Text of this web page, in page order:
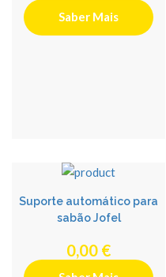
Saber Mais
Suporte automático para
sabão Jofel
0,00 €